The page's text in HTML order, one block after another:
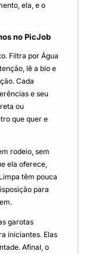
ela, e o
no PicJob
Filtra por Água
lê a bio e
Cada
e seu
ou
que quer e
rodeio, sem
ela oferece,
têm pouca
para
garotas
iniciantes. Elas
Afinal, o